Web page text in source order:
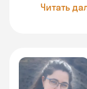
Читать